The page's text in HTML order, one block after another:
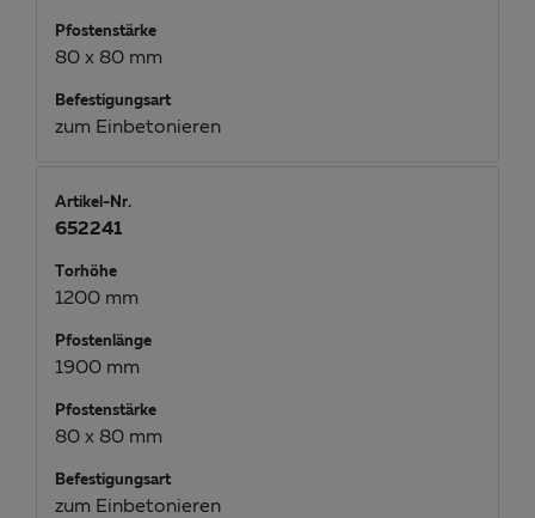
Pfostenstärke
80 x 80 mm
Befestigungsart
zum Einbetonieren
Artikel-Nr.
652241
Torhöhe
1200 mm
Pfostenlänge
1900 mm
Pfostenstärke
80 x 80 mm
Befestigungsart
zum Einbetonieren